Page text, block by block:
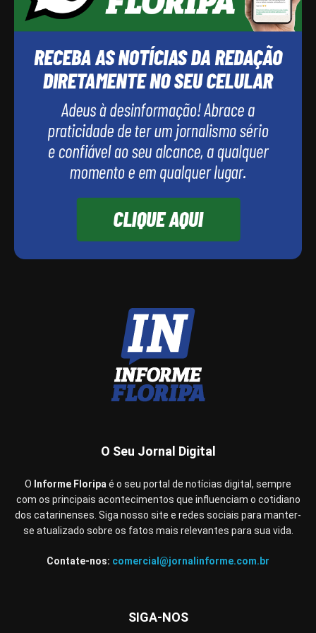
O Seu Jornal Digital
O Informe Floripa é o seu portal de notícias digital, sempre
com os principais acontecimentos que influenciam o cotidiano
dos catarinenses. Siga nosso site e redes sociais para manter-
se atualizado sobre os fatos mais relevantes para sua vida.
Contate-nos: comercial@jornalinforme.com.br
SIGA-NOS